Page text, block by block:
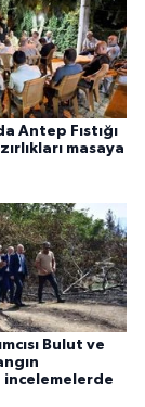
Antep Fıstığı
masaya
Bulut ve
incelemelerde